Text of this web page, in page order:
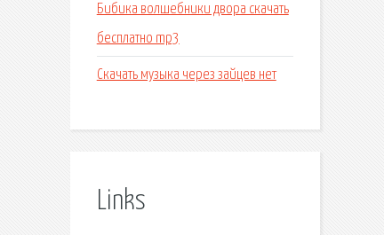
Бибика волшебники двора скачать
бесплатно mp3
Скачать музыка через зайцев нет
Links